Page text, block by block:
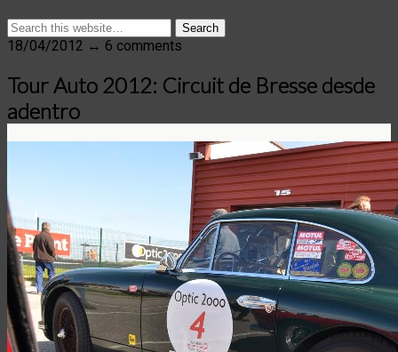
18/04/2012 ↔ 6 comments
Tour Auto 2012: Circuit de Bresse desde
adentro